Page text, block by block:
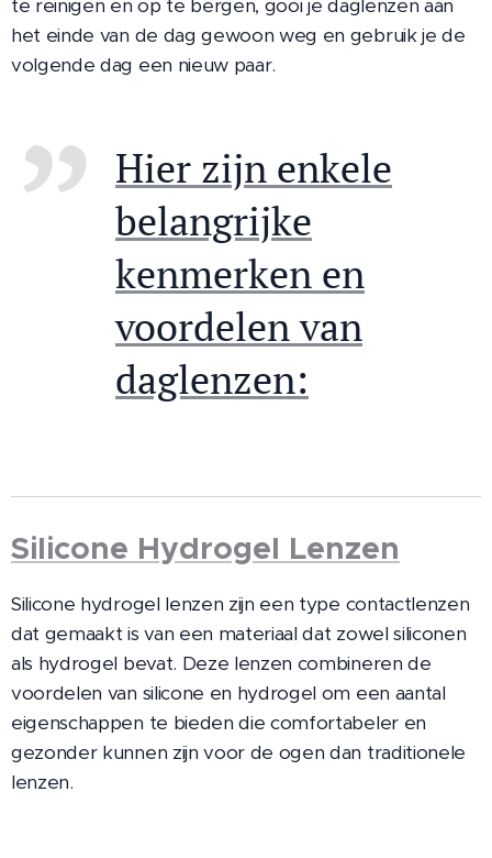
te reinigen en op te bergen, gooi je daglenzen aan
het einde van de dag gewoon weg en gebruik je de
volgende dag een nieuw paar.
Hier zijn enkele
belangrijke
kenmerken en
voordelen van
daglenzen:
Silicone Hydrogel Lenzen
Silicone hydrogel lenzen zijn een type contactlenzen
dat gemaakt is van een materiaal dat zowel siliconen
als hydrogel bevat. Deze lenzen combineren de
voordelen van silicone en hydrogel om een aantal
eigenschappen te bieden die comfortabeler en
gezonder kunnen zijn voor de ogen dan traditionele
lenzen.